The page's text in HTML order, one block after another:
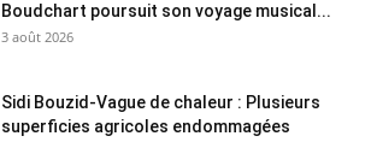
Boudchart poursuit son voyage musical...
3 août 2026
Sidi Bouzid-Vague de chaleur : Plusieurs
superficies agricoles endommagées